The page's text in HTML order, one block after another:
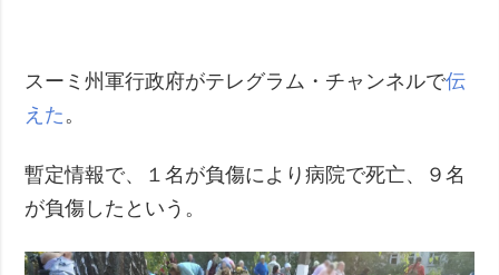
スーミ州軍行政府がテレグラム・チャンネルで伝
えた 。
暫定情報で、１名が負傷により病院で死亡、９名
が負傷したという。